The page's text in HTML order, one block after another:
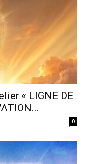
« LIGNE DE
0